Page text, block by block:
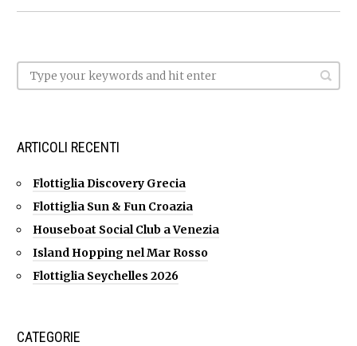
ARTICOLI RECENTI
Flottiglia Discovery Grecia
Flottiglia Sun & Fun Croazia
Houseboat Social Club a Venezia
Island Hopping nel Mar Rosso
Flottiglia Seychelles 2026
CATEGORIE